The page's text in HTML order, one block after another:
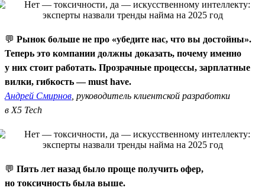
💬 Рынок больше не про «убедите нас, что вы достойны».
Теперь это компании должны доказать, почему именно
у них стоит работать. Прозрачные процессы, зарплатные
вилки, гибкость — must have.
Андрей Смирнов , руководитель клиентской разработки
в X5 Tech
💬 Пять лет назад было проще получить офер,
но токсичность была выше.